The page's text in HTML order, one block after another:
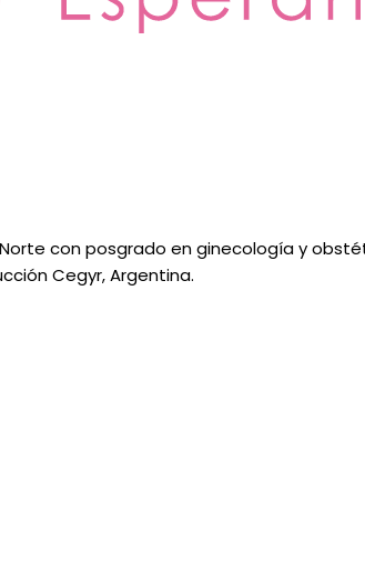
con posgrado en ginecología y
Cegyr, Argentina.